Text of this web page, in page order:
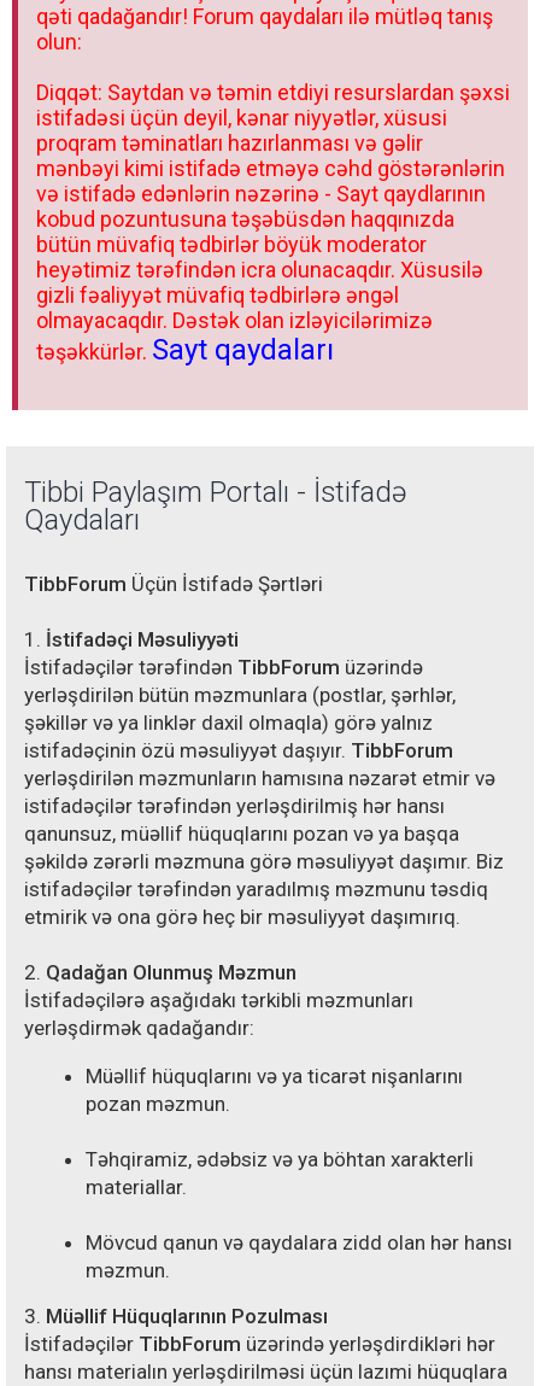
qəti qadağandır! Forum qaydaları ilə mütləq tanış
olun:
Diqqət: Saytdan və təmin etdiyi resurslardan şəxsi
istifadəsi üçün deyil, kənar niyyətlər, xüsusi
proqram təminatları hazırlanması və gəlir
mənbəyi kimi istifadə etməyə cəhd göstərənlərin
və istifadə edənlərin nəzərinə - Sayt qaydlarının
kobud pozuntusuna təşəbüsdən haqqınızda
bütün müvafiq tədbirlər böyük moderator
heyətimiz tərəfindən icra olunacaqdır. Xüsusilə
gizli fəaliyyət müvafiq tədbirlərə əngəl
olmayacaqdır. Dəstək olan izləyicilərimizə
təşəkkürlər. Sayt qaydaları
Tibbi Paylaşım Portalı - İstifadə
Qaydaları
TibbForum Üçün İstifadə Şərtləri
1. İstifadəçi Məsuliyyəti
İstifadəçilər tərəfindən TibbForum üzərində
yerləşdirilən bütün məzmunlara (postlar, şərhlər,
şəkillər və ya linklər daxil olmaqla) görə yalnız
istifadəçinin özü məsuliyyət daşıyır. TibbForum
yerləşdirilən məzmunların hamısına nəzarət etmir və
istifadəçilər tərəfindən yerləşdirilmiş hər hansı
qanunsuz, müəllif hüquqlarını pozan və ya başqa
şəkildə zərərli məzmuna görə məsuliyyət daşımır. Biz
istifadəçilər tərəfindən yaradılmış məzmunu təsdiq
etmirik və ona görə heç bir məsuliyyət daşımırıq.
2. Qadağan Olunmuş Məzmun
İstifadəçilərə aşağıdakı tərkibli məzmunları
yerləşdirmək qadağandır:
Müəllif hüquqlarını və ya ticarət nişanlarını
pozan məzmun.
Təhqiramiz, ədəbsiz və ya böhtan xarakterli
materiallar.
Mövcud qanun və qaydalara zidd olan hər hansı
məzmun.
3. Müəllif Hüquqlarının Pozulması
İstifadəçilər TibbForum üzərində yerləşdirdikləri hər
hansı materialın yerləşdirilməsi üçün lazımi hüquqlara